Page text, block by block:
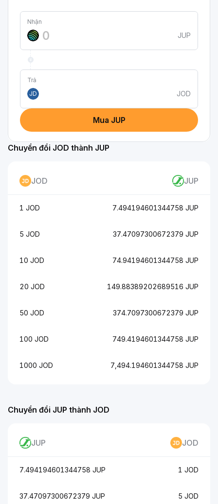
Nhận
JUP
Trả
JD
JOD
Mua JUP
Chuyển đổi JUP thành JOD
JUP JOD
7.494194601344758 JUP 1 JOD
37.47097300672379 JUP 5 JOD
Chuyển đổi JOD thành JUP
JOD JUP
1 JOD 7.494194601344758 JUP
5 JOD 37.47097300672379 JUP
10 JOD 74.94194601344758 JUP
20 JOD 149.88389202689516 JUP
50 JOD 374.7097300672379 JUP
100 JOD 749.4194601344758 JUP
1000 JOD 7,494.194601344758 JUP